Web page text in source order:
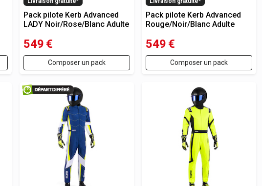
Pack pilote Kerb Advanced
LADY Noir/Rose/Blanc Adulte
549 €
Composer un pack
Pack pilote Kerb Advanced
Rouge/Noir/Blanc Adulte
549 €
Composer un pack